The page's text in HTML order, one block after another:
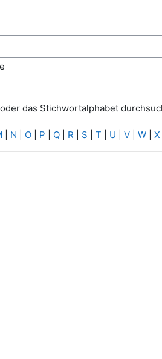
das Stichwortalphabet
das Stichwortalphabet
N O P Q R S T U V W X